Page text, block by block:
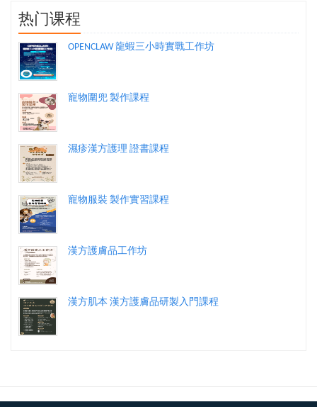
热门课程
OPENCLAW 龍蝦三小時實戰工作坊
寵物圍兜 製作課程
濕疹漢方護理 證書課程
寵物服裝 製作實習課程
漢方護膚品工作坊
漢方肌本 漢方護膚品研製入門課程